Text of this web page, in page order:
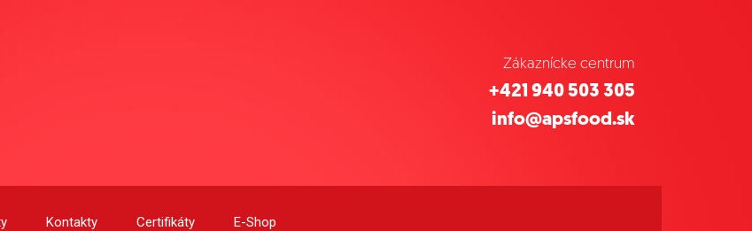
Zákaznícke centrum
+421 940 503 305
info@apsfood.sk
Kontakty Certifikáty E-Shop